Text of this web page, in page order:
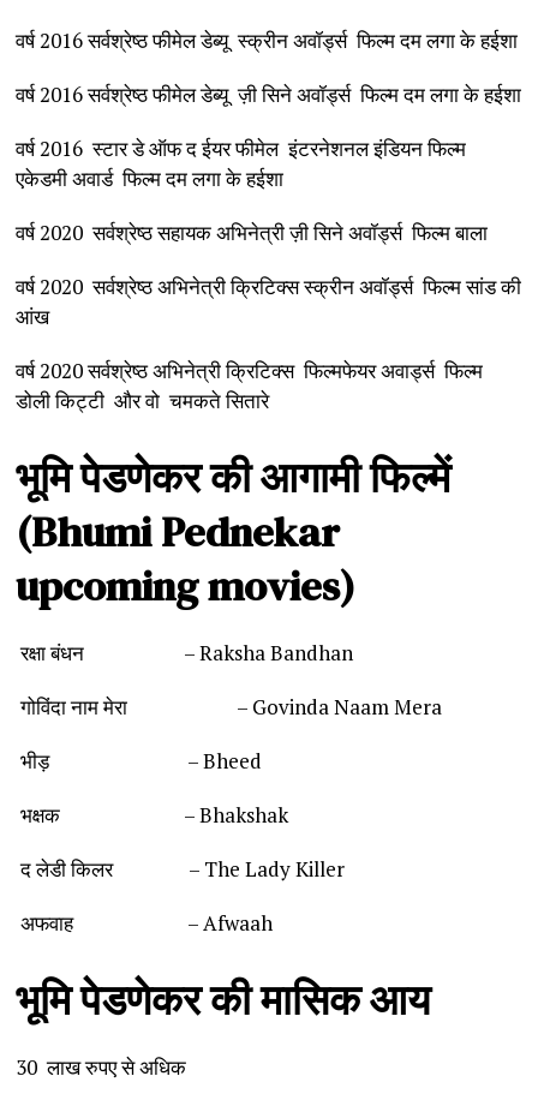
वर्ष 2016 सर्वश्रेष्ठ फीमेल डेब्यू स्क्रीन अवॉर्ड्स फिल्म दम लगा के हईशा
वर्ष 2016 सर्वश्रेष्ठ फीमेल डेब्यू ज़ी सिने अवॉर्ड्स फिल्म दम लगा के हईशा
वर्ष 2016 स्टार डे ऑफ द ईयर फीमेल इंटरनेशनल इंडियन फिल्म
एकेडमी अवार्ड फिल्म दम लगा के हईशा
वर्ष 2020 सर्वश्रेष्ठ सहायक अभिनेत्री ज़ी सिने अवॉर्ड्स फिल्म बाला
वर्ष 2020 सर्वश्रेष्ठ अभिनेत्री क्रिटिक्स स्क्रीन अवॉर्ड्स फिल्म सांड की
आंख
वर्ष 2020 सर्वश्रेष्ठ अभिनेत्री क्रिटिक्स फिल्मफेयर अवार्ड्स फिल्म
डोली किट्टी और वो चमकते सितारे
भूमिपेडणेकरकीआगामीफिल्में
(Bhumi Pednekar
upcoming movies)
रक्षा बंधन – Raksha Bandhan
गोविंदा नाम मेरा – Govinda Naam Mera
भीड़ – Bheed
भक्षक – Bhakshak
द लेडी किलर – The Lady Killer
अफवाह – Afwaah
भूमिपेडणेकरकीमासिकआय
30 लाख रुपए से अधिक